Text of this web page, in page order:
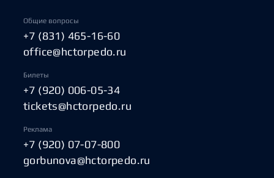
Общие вопросы
+7 (831) 465-16-60
office@hctorpedo.ru
Билеты
+7 (920) 006-05-34
tickets@hctorpedo.ru
Реклама
+7 (920) 07-07-800
gorbunova@hctorpedo.ru